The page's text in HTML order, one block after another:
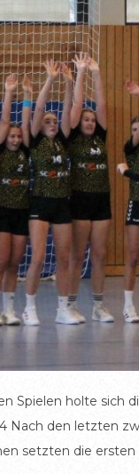
Spielen holte sich
den letzten
setzten die